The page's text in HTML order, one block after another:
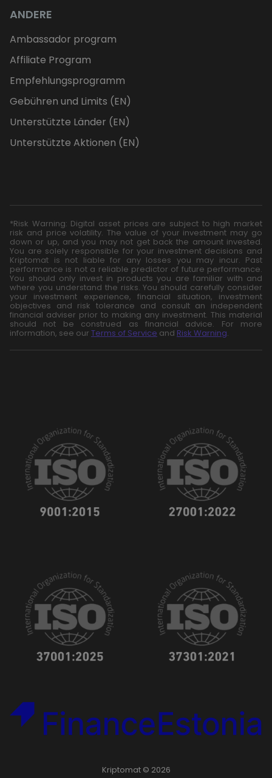
ANDERE
Ambassador program
Affiliate Program
Empfehlungsprogramm
Gebühren und Limits (EN)
Unterstützte Länder (EN)
Unterstützte Aktionen (EN)
*Risk Warning: Digital asset prices are subject to high market
risk and price volatility. The value of your investment may go
down or up, and you may not get back the amount invested.
You are solely responsible for your investment decisions and
Kriptomat is not liable for any losses you may incur. Past
performance is not a reliable predictor of future performance.
You should only invest in products you are familiar with and
where you understand the risks. You should carefully consider
your investment experience, financial situation, investment
objectives and risk tolerance and consult an independent
financial adviser prior to making any investment. This material
should not be construed as financial advice. For more
information, see our Terms of Service and Risk Warning.
Kriptomat © 2026